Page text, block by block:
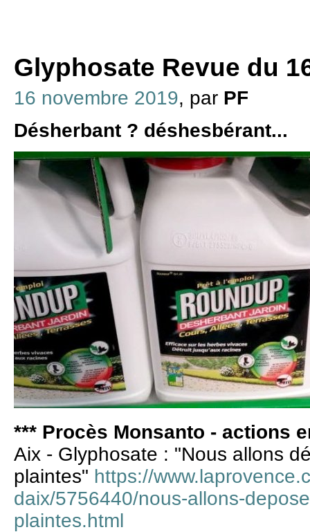
Glyphosate Revue du
16 novembre 2019, par PF
Désherbant ? déshesbérant...
*** Procès Monsanto - actions
Aix - Glyphosate : "Nous allons
plaintes" https://
daix/5756440/nous-allons-
plaintes.html